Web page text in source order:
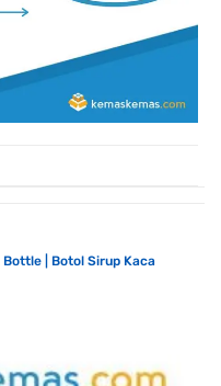
Bottle | Botol Sirup Kaca